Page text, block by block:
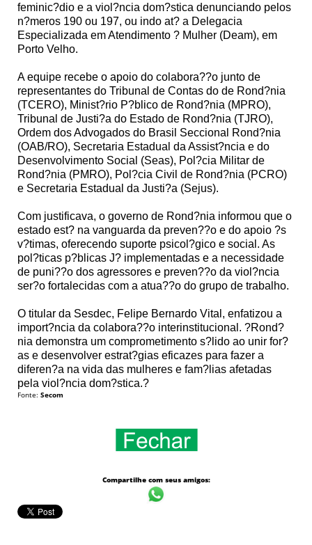
feminic?dio e a viol?ncia dom?stica denunciando pelos
n?meros 190 ou 197, ou indo at? a Delegacia
Especializada em Atendimento ? Mulher (Deam), em
Porto Velho.
A equipe recebe o apoio do colabora??o junto de
representantes do Tribunal de Contas do de Rond?nia
(TCERO), Minist?rio P?blico de Rond?nia (MPRO),
Tribunal de Justi?a do Estado de Rond?nia (TJRO),
Ordem dos Advogados do Brasil Seccional Rond?nia
(OAB/RO), Secretaria Estadual da Assist?ncia e do
Desenvolvimento Social (Seas), Pol?cia Militar de
Rond?nia (PMRO), Pol?cia Civil de Rond?nia (PCRO)
e Secretaria Estadual da Justi?a (Sejus).
Com justificava, o governo de Rond?nia informou que o
estado est? na vanguarda da preven??o e do apoio ?s
v?timas, oferecendo suporte psicol?gico e social. As
pol?ticas p?blicas J? implementadas e a necessidade
de puni??o dos agressores e preven??o da viol?ncia
ser?o fortalecidas com a atua??o do grupo de trabalho.
O titular da Sesdec, Felipe Bernardo Vital, enfatizou a
import?ncia da colabora??o interinstitucional. ?Rond?
nia demonstra um comprometimento s?lido ao unir for?
as e desenvolver estrat?gias eficazes para fazer a
diferen?a na vida das mulheres e fam?lias afetadas
pela viol?ncia dom?stica.?
Fonte: Secom
Compartilhe com seus amigos: